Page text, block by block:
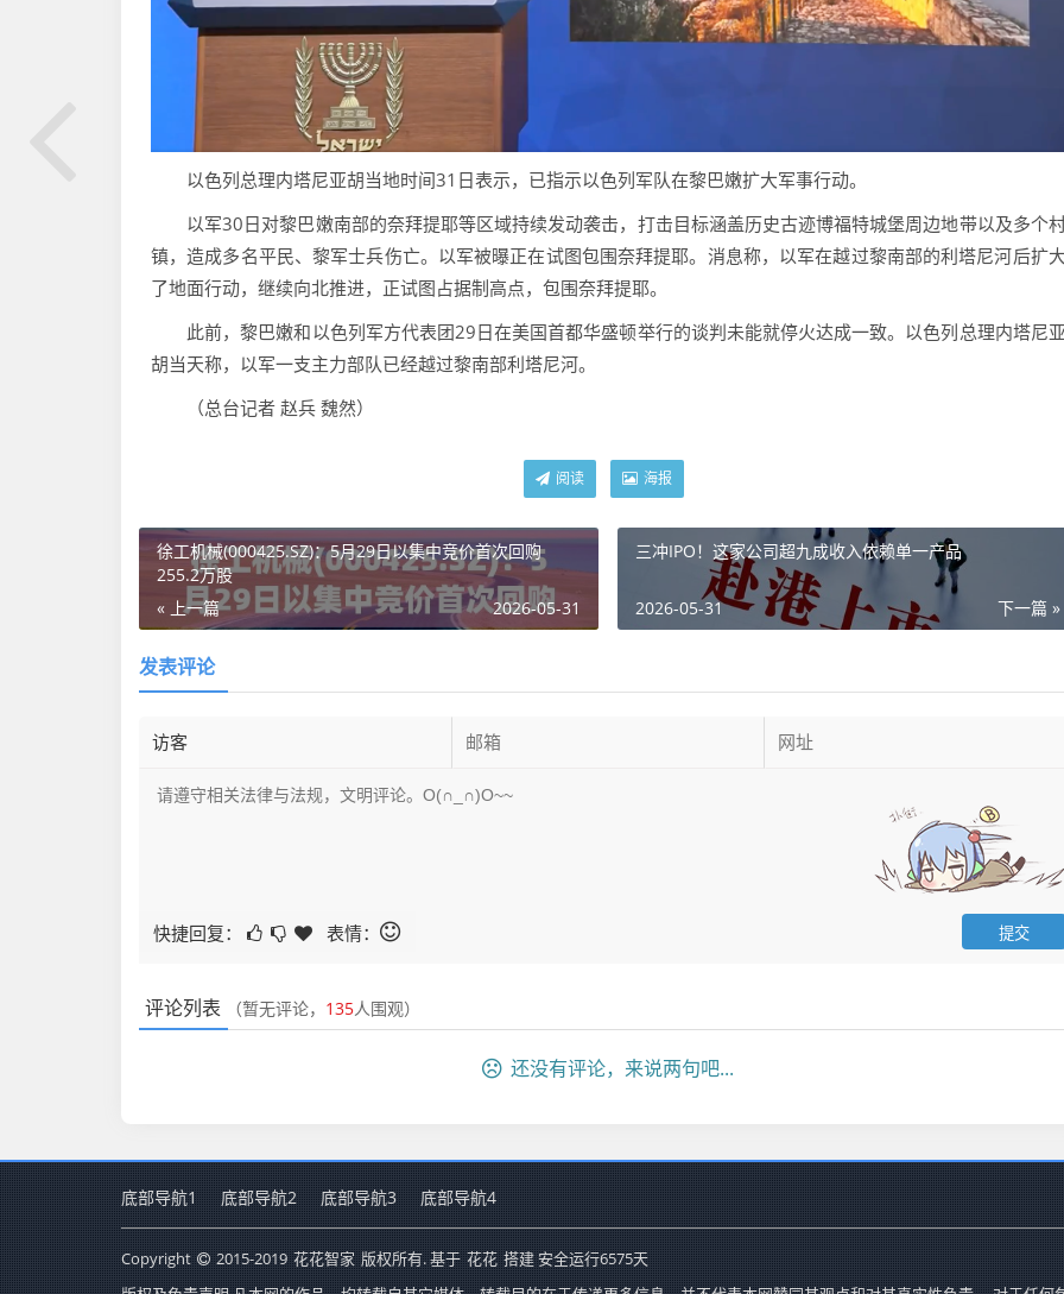
以色列总理内塔尼亚胡当地时间31日表示，已指示以色列军队在黎巴嫩扩大军事行动。
以军30日对黎巴嫩南部的奈拜提耶等区域持续发动袭击，打击目标涵盖历史古迹博福特城堡周边地带以及多个
镇，造成多名平民、黎军士兵伤亡。以军被曝正在试图包围奈拜提耶。消息称，以军在越过黎南部的利塔尼河后扩
了地面行动，继续向北推进，正试图占据制高点，包围奈拜提耶。
此前，黎巴嫩和以色列军方代表团29日在美国首都华盛顿举行的谈判未能就停火达成一致。以色列总理内塔尼
胡当天称，以军一支主力部队已经越过黎南部利塔尼河。
（总台记者 赵兵 魏然）
阅读 海报
徐工机械(000425.SZ)：5月29日以集中竞价首次回购
255.2万股
« 上一篇
2026-05-31
三冲IPO！这家公司超九成收入依赖单一产品
下一篇 »
2026-05-31
发表评论
快捷回复： 表情：
评论列表 （暂无评论， 135人围观）
还没有评论，来说两句吧...
底部导航1 底部导航2 底部导航3 底部导航4
Copyright 2015-2019 花花智家 版权所有. 基于 花花 搭建 安全运行6575天